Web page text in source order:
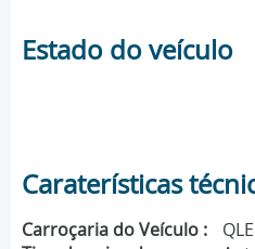
Estado do veículo
Caraterísticas
Carroçaria do Veículo :